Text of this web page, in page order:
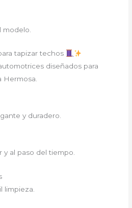
modelo.
tapizar techos
diseñados para
Hermosa.
y duradero.
y al paso del tiempo.
limpieza.